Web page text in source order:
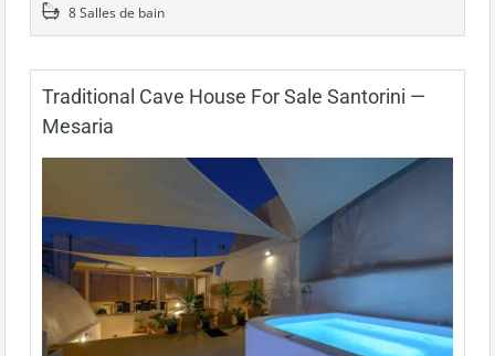
8 Salles de bain
Traditional Cave House For Sale Santorini —
Mesaria